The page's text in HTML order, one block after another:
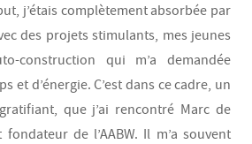
j’étais complètement absorbée par
des projets stimulants, mes jeunes
construction qui m’a demandée
et d’énergie. C’est dans ce cadre, un
que j’ai rencontré Marc de
de l’AABW. Il m’a souvent